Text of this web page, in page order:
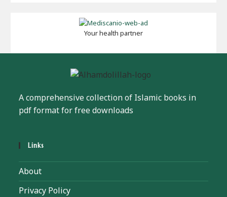
Your health partner
A comprehensive collection of Islamic books in
pdf format for free downloads
Links
About
Privacy Policy